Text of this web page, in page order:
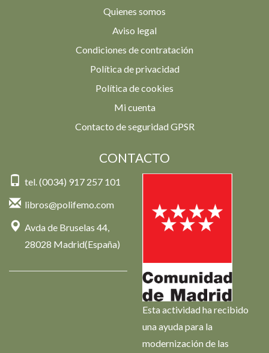
Quienes somos
Aviso legal
Condiciones de contratación
Política de privacidad
Política de cookies
Mi cuenta
Contacto de seguridad GPSR
CONTACTO
tel. (0034) 917 257 101
libros@polifemo.com
Avda de Bruselas 44,
28028 Madrid(España)
Esta actividad ha recibido
una ayuda para la
modernización de las